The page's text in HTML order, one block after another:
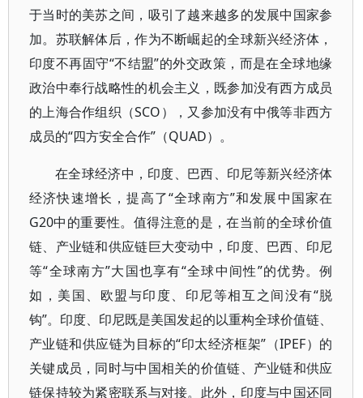
于当时的美苏之间，吸引了越来越多的发展中国家参
加。苏联解体后，作为不断崛起的全球新兴经济体，
印度不再固守“不结盟”的外交政策，而是在全球地缘
政治中奉行战略性的机会主义，既参加没有西方成员
的上海合作组织（SCO），又参加没有中俄等非西方
成员的“四方安全合作”（QUAD）。
在全球经济中，印度、巴西、印尼等新兴经济体
经济快速增长，提高了“全球南方”和发展中国家在
G20中的重要性。值得注意的是，在当前的全球价值
链、产业链和供应链巨大变动中，印度、巴西、印尼
等“全球南方”大国也享有“全球中间性”的优势。例
如，美国、欧盟与印度、印尼等相互之间没有“脱
钩”。印度、印尼既是美国发起的以重构全球价值链、
产业链和供应链为目标的“印太经济框架”（IPEF）的
关键成员，同时与中国相关的价值链、产业链和供应
链保持较为紧密联系与对接。此外，印度与中国还同